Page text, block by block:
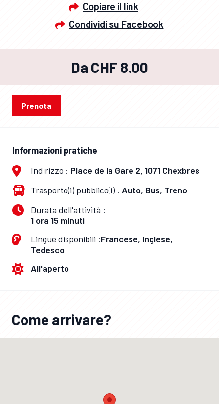
Copiare il link
Condividi su Facebook
Da CHF 8.00
Prenota
Informazioni pratiche
Indirizzo : Place de la Gare 2, 1071 Chexbres
Trasporto(i) pubblico(i) : Auto, Bus, Treno
Durata dell'attività :
1 ora 15 minuti
Lingue disponibili :Francese, Inglese,
Tedesco
All'aperto
Come arrivare?